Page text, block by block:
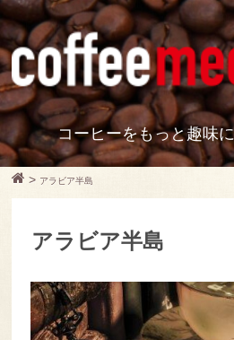
コーヒーをもっと趣味に
> アラビア半島
アラビア半島